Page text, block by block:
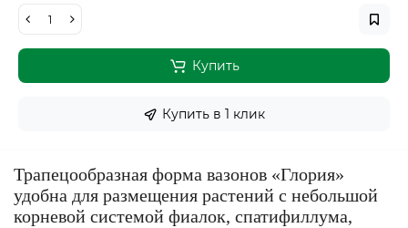
Купить
Купить в 1 клик
Трапецообразная форма вазонов «Глория»
удобна для размещения растений с небольшой
корневой системой фиалок, спатифиллума,